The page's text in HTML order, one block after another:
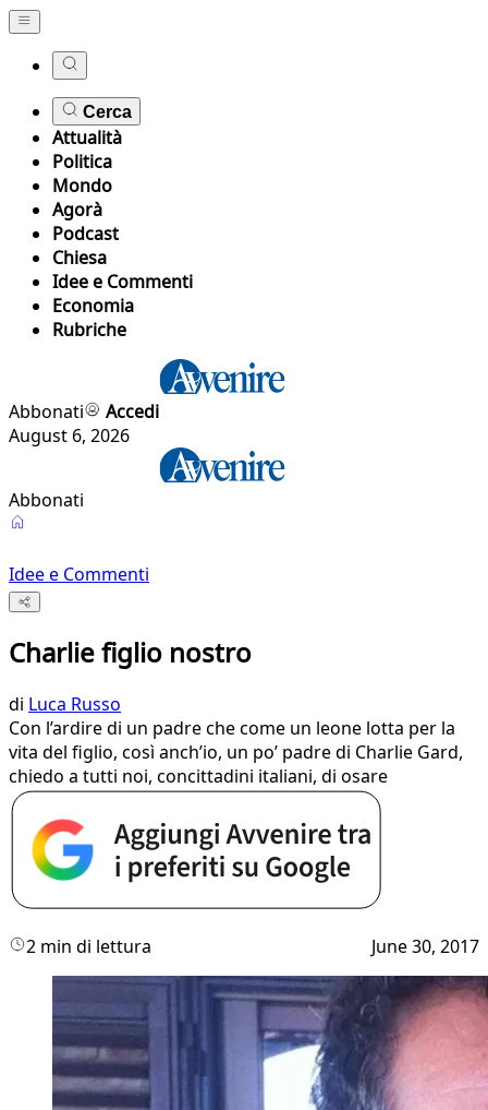
Cerca
Attualità
Politica
Mondo
Agorà
Podcast
Chiesa
Idee e Commenti
Economia
Rubriche
Abbonati
Accedi
August 6, 2026
Abbonati
Idee e Commenti
Charlie figlio nostro
di Luca Russo
Con l’ardire di un padre che come un leone lotta per la
vita del figlio, così anch’io, un po’ padre di Charlie Gard,
chiedo a tutti noi, concittadini italiani, di osare
2 min di lettura June 30, 2017